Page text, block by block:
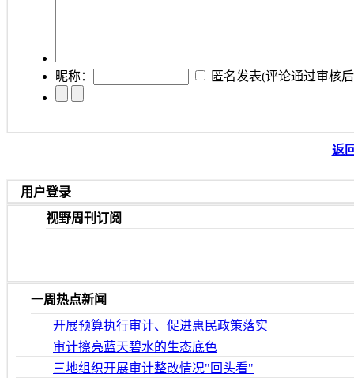
昵称： 匿名发表(评论通过审核
返
用户登录
视野周刊订阅
一周热点新闻
开展预算执行审计、促进惠民政策落实
审计擦亮蓝天碧水的生态底色
三地组织开展审计整改情况"回头看"